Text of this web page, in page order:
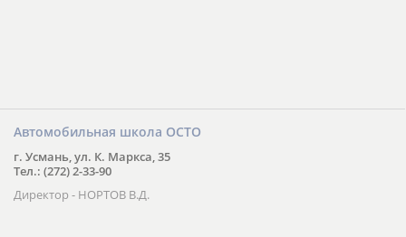
Автомобильная школа ОСТО
г. Усмань, ул. К. Маркса, 35
Тел.: (272) 2-33-90
Директор - НОРТОВ В.Д.